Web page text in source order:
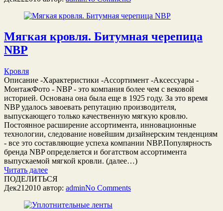
Мягкая кровля. Битумная черепица
NBP
Кровля
Описание -Характеристики -Ассортимент -Аксессуары -
МонтажФото - NBP - это компания более чем с вековой
историей. Основана она была еще в 1925 году. За это время
NBP удалось завоевать репутацию производителя,
выпускающего только качественную мягкую кровлю.
Постоянное расширение ассортимента, инновационные
технологии, следование новейшим дизайнерским тенденциям
- все это составляющие успеха компании NBP.Популярность
бренда NBP определяется и богатством ассортимента
выпускаемой мягкой кровли. (далее…)
Читать далее
ПОДЕЛИТЬСЯ
Дек21 2010 автор: adminNo Comments